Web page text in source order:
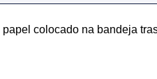
colocado na bandeja